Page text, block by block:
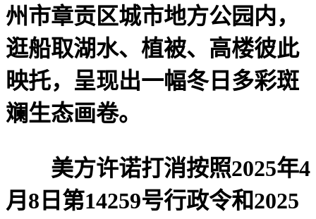
州市章贡区城市地方公园内，
逛船取湖水、植被、高楼彼此
映托，呈现出一幅冬日多彩斑
斓生态画卷。
美方许诺打消按照2025年4
月8日第14259号行政令和2025